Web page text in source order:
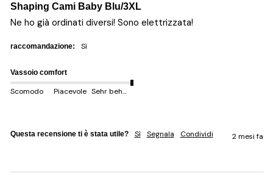
Shaping Cami Baby Blu/3XL
Ne ho già ordinati diversi! Sono elettrizzata!
raccomandazione: sì
Vassoio comfort
Scomodo Piacevole Sehr behem
Questa recensione ti è stata utile? Sì Segnala Condividi 2 mesi fa